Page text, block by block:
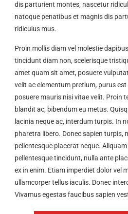
dis parturient montes, nascetur
natoque penatibus et magnis dis
ridiculus mus.
Proin mollis diam vel molestie
tincidunt diam non, scelerisque
amet quam sit amet, posuere
velit ac elementum pretium, purus
posuere mauris nisi vitae velit. Proin
blandit ac, bibendum eu metus.
lacinia neque ac, interdum turpis. In
pharetra libero. Donec sapien turpis,
pellentesque placerat neque.
pellentesque tincidunt, nulla ante
ex in enim. Etiam imperdiet dolor vel
ullamcorper tellus iaculis. Donec
Vivamus egestas faucibus sapien